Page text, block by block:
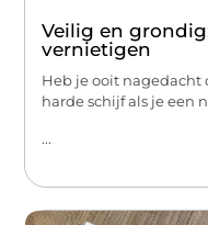
Veilig en
vernietigen
Heb je ooit nagedacht
harde schijf als je een
...